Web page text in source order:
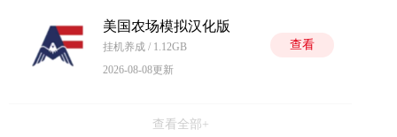
美国农场模拟汉化版
挂机养成 / 1.12GB
2026-08-08更新
查看
查看全部+